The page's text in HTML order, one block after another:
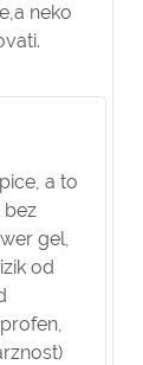
neko
a to
bez
gel,
od